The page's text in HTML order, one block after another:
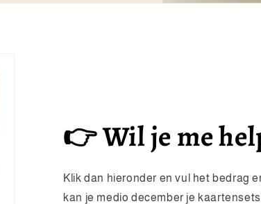
👉 Wil je me
Klik dan hieronder en vul het bedrag
kan je medio december je